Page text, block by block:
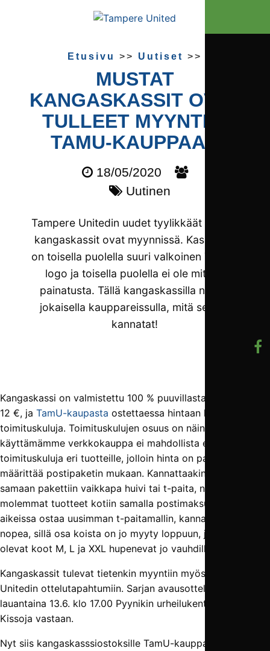
Etusivu >> Uutiset >>
MUSTAT
KANGASKASSIT OVAT
TULLEET MYYNTIIN
TAMU-KAUPPAAN
18/05/2020
Uutinen
Tampere Unitedin uudet tyylikkäät mustat
kangaskassit ovat myynnissä. Kasseissa
on toisella puolella suuri valkoinen TamU-
logo ja toisella puolella ei ole mitään
painatusta. Tällä kangaskassilla näytät
jokaisella kauppareissulla, mitä seuraa
kannatat!
Kangaskassi on valmistettu 100 % puuvillasta. Sen hinta on
12 €, ja TamU-kaupasta ostettaessa hintaan lisätään 6 €
toimituskuluja. Toimituskulujen osuus on näin suuri, sillä
käyttämämme verkkokauppa ei mahdollista eri suuruisia
toimituskuluja eri tuotteille, jolloin hinta on pakko
määrittää postipaketin mukaan. Kannattaakin ottaa
samaan pakettiin vaikkapa huivi tai t-paita, niin saat
molemmat tuotteet kotiin samalla postimaksulla. Jos olet
aikeissa ostaa uusimman t-paitamallin, kannattaa olla
nopea, sillä osa koista on jo myyty loppuun, ja jäljellä
olevat koot M, L ja XXL hupenevat jo vauhdilla.
Kangaskassit tulevat tietenkin myyntiin myös Tampere
Unitedin ottelutapahtumiin. Sarjan avausotteluhan pelataan
lauantaina 13.6. klo 17.00 Pyynikin urheilukentällä Ilves-
Kissoja vastaan.
Nyt siis kangaskasssiostoksille TamU-kauppaan: